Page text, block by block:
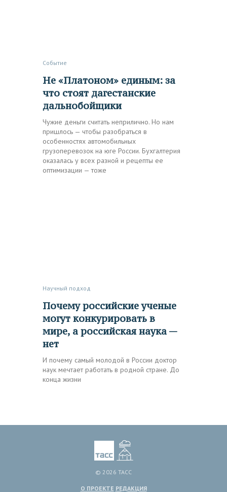
Событие
Не «Платоном» единым: за
что стоят дагестанские
дальнобойщики
Чужие деньги считать неприлично. Но нам
пришлось — чтобы разобраться в
особенностях автомобильных
грузоперевозок на юге России. Бухгалтерия
оказалась у всех разной и рецепты ее
оптимизации — тоже
Научный подход
Почему российские ученые
могут конкурировать в
мире, а российская наука —
нет
И почему самый молодой в России доктор
наук мечтает работать в родной стране. До
конца жизни
© 2026 ТАСС
О ПРОЕКТЕ РЕДАКЦИЯ